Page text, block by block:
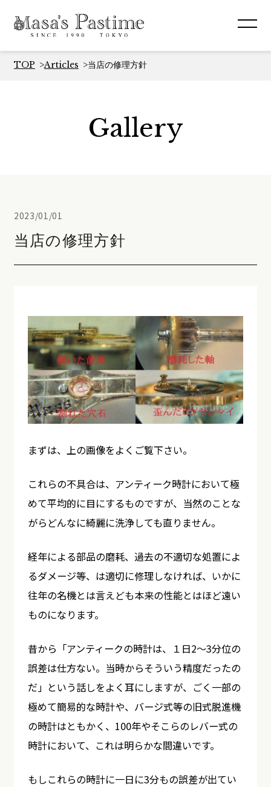
TOP Articles 当店の修理方針
Gallery
2023/01/01
当店の修理方針
まずは、上の画像をよくご覧下さい。
これらの不具合は、アンティーク時計において極
めて平均的に目にするものですが、当然のことな
がらどんなに綺麗に洗浄しても直りません。
経年による部品の磨耗、過去の不適切な処置によ
るダメージ等、は適切に修理しなければ、いかに
往年の名機とは言えども本来の性能とはほど遠い
ものになります。
昔から「アンティークの時計は、１日2〜3分位の
誤差は仕方ない。当時からそういう精度だったの
だ」という話しをよく耳にしますが、ごく一部の
極めて簡易的な時計や、バージ式等の旧式脱進機
の時計はともかく、100年やそこらのレバー式の
時計において、これは明らかな間違いです。
もしこれらの時計に一日に3分もの誤差が出てい